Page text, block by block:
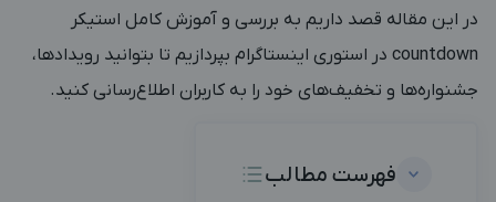
در این مقاله قصد داریم به بررسی و آموزش کامل استیکر
countdown در استوری اینستاگرام بپردازیم تا بتوانید رویدادها،
جشنواره‌ها و تخفیف‌های خود را به کاربران اطلاع‌رسانی کنید.
فهرست مطالب